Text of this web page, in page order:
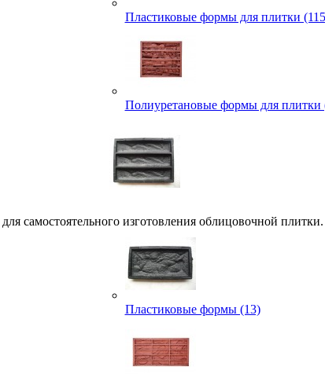
Пластиковые формы для плитки
Полиуретановые формы для плитки
самостоятельного изготовления облицовочной
Пластиковые формы (13)